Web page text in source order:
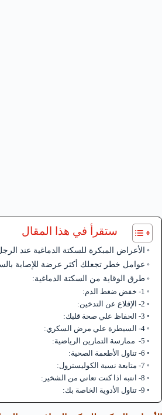
ستقرأ في هذا المقال
الأعراض المبكرة للسكتة الدماغية عند
عوامل خطر تجعلك أكثر عرضة للإصابة
طرق الوقاية من السكتة الدماغية:
1- خفض ضغط الدم:
2- الإقلاع عن التدخين:
3- الحفاظ علي صحة قلبك:
4- السيطرة علي مرض السكري:
5- ممارسة التمارين الرياضية:
6- تناول الأطعمة الصحية:
7- متابعة نسبة الكوليسترول:
8- انتبه اذا كنت تعاني من الشخير:
9- تناول الأدوية الخاصة بك: